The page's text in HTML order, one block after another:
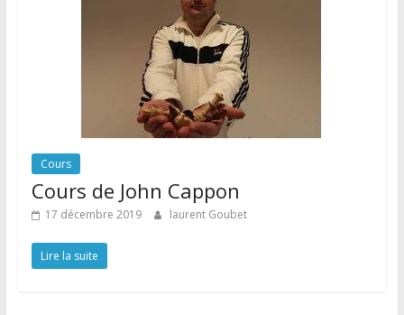
Cours
Cours de John Cappon
17 décembre 2019 laurent Goubet
Lire la suite